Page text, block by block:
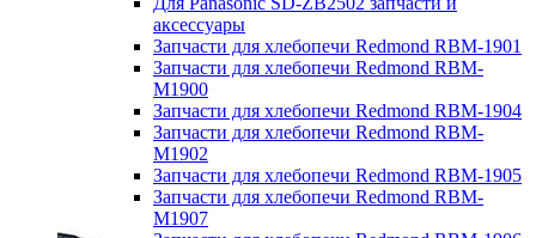
аксессуары
Запчасти для хлебопечи Redmond RBM-1901
Запчасти для хлебопечи Redmond RBM-
M1900
Запчасти для хлебопечи Redmond RBM-1904
Запчасти для хлебопечи Redmond RBM-
M1902
Запчасти для хлебопечи Redmond RBM-1905
Запчасти для хлебопечи Redmond RBM-
M1907